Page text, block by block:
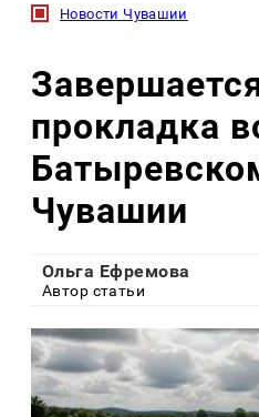
Новости Чувашии
прокладка
Чувашии
Ольга Ефремова
Автор статьи